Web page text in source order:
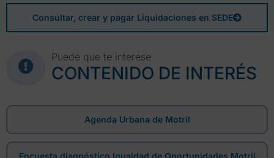
Consultar, crear y pagar Liquidaciones en SEDE
Puede que te interese
CONTENIDO DE INTERÉS
Agenda Urbana de Motril
Encuesta diagnóstico Igualdad de Oportunidades Motril